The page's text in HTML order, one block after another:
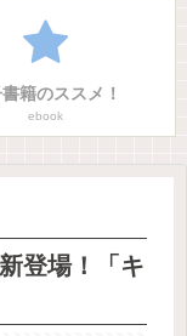
籍のススメ！
ebook
登場！「キ